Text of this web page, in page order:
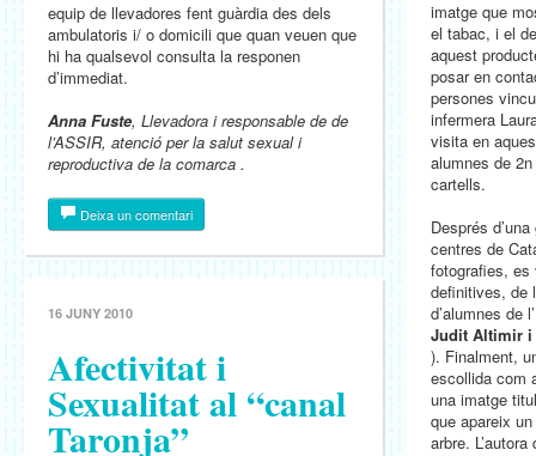
equip de llevadores fent guàrdia des dels
ambulatoris i/ o domicili que quan veuen que
hi ha qualsevol consulta la responen
d’immediat.
Anna Fuste, Llevadora i responsable de de
l’ASSIR, atenció per la salut sexual i
reproductiva de la comarca .
Deixa un comentari
16 JUNY 2010
Afectivitat i
Sexualitat al “canal
Taronja”
imatge que
el tabac, i el
aquest
posar en
persones
infermera
visita en
alumnes de
cartells.
Després
centres de
fotografies, es
definitives, de
d’alumnes de
Judit Altimir
). Finalment,
escollida com
una imatge
que apareix
arbre.